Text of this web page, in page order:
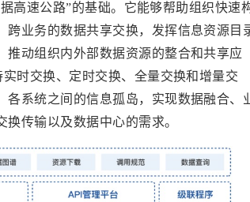
高速公路”的基础。它能够帮助组织快速
业务的数据共享交换，发挥信息资源目
动组织内外部数据资源的整合和共享应
时交换、定时交换、全量交换和增量交
系统之间的信息孤岛，实现数据融合、
传输以及数据中心的需求。